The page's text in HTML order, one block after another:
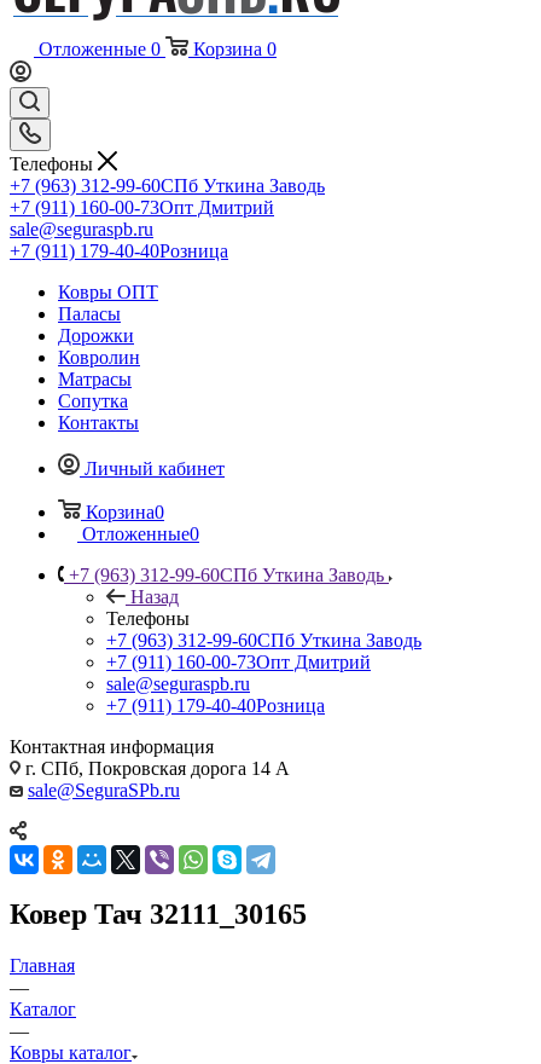
Отложенные 0 Корзина 0
Телефоны
+7 (963) 312-99-60СПб Уткина Заводь
+7 (911) 160-00-73Опт Дмитрий
sale@seguraspb.ru
+7 (911) 179-40-40Розница
Ковры ОПТ
Паласы
Дорожки
Ковролин
Матрасы
Сопутка
Контакты
Личный кабинет
Корзина0
Отложенные0
+7 (963) 312-99-60СПб Уткина Заводь
Назад
Телефоны
+7 (963) 312-99-60СПб Уткина Заводь
+7 (911) 160-00-73Опт Дмитрий
sale@seguraspb.ru
+7 (911) 179-40-40Розница
Контактная информация
г. СПб, Покровская дорога 14 А
sale@SeguraSPb.ru
Ковер Тач 32111_30165
Главная
—
Каталог
—
Ковры каталог